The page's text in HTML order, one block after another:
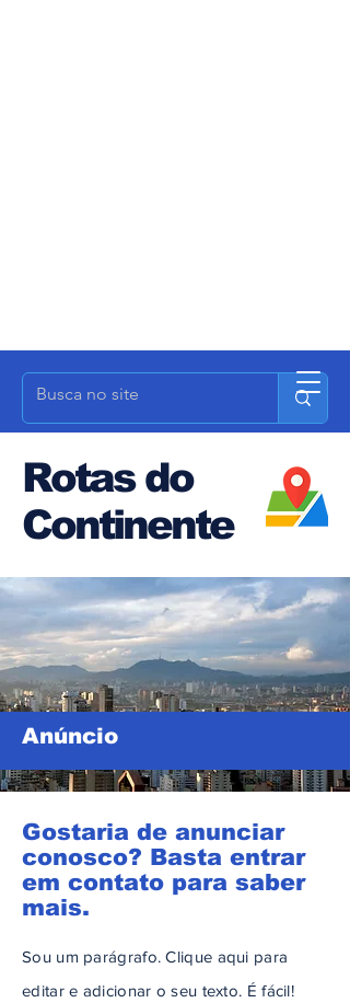
Rotas do
Continente
Anúncio
Gostaria de anunciar
conosco? Basta entrar
em contato para saber
mais.
Sou um parágrafo. Clique aqui para
editar e adicionar o seu texto. É fácil!